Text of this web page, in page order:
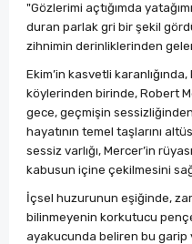
"Gözlerimi açtığımda
duran parlak gri bir şekil
zihnimin derinliklerinden
Ekim’in kasvetli
köylerinden birinde, Robert
gece, geçmişin
hayatının temel taşlarını
sessiz varlığı, Mercer’in
kabusun içine çekilmesini
İçsel huzurunun eşiğinde,
bilinmeyenin korkutucu
ayakucunda beliren bu garip